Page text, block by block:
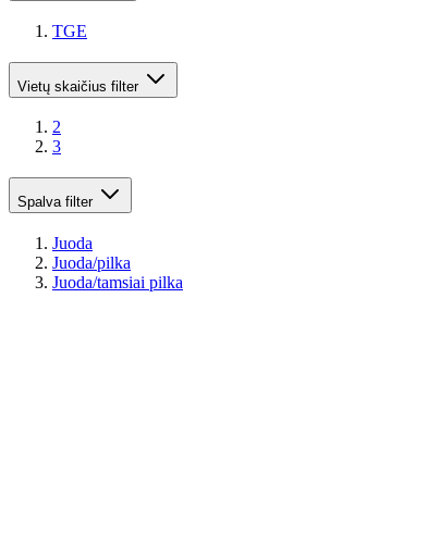
TGE
Vietų skaičius filter
2
3
Spalva filter
Juoda
Juoda/pilka
Juoda/tamsiai pilka